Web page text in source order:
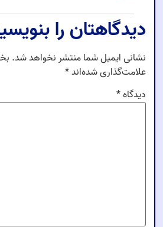
دیدگاهتان را
نشانی ایمیل شما منتشر نخواهد شد.
علامت‌گذاری شده‌اند*
دیدگاه*